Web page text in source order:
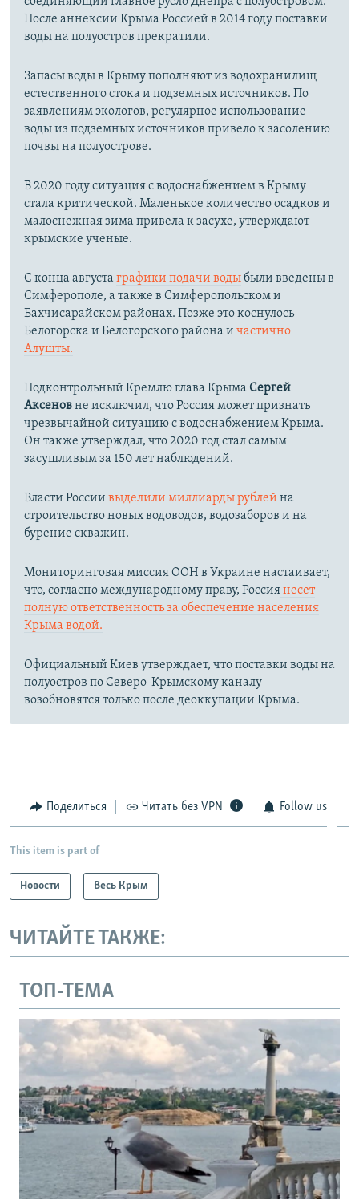
После аннексии Крыма Россией в 2014 году поставки
воды на полуостров прекратили.
Запасы воды в Крыму пополняют из водохранилищ
естественного стока и подземных источников. По
заявлениям экологов, регулярное использование
воды из подземных источников привело к засолению
почвы на полуострове.
В 2020 году ситуация с водоснабжением в Крыму
стала критической. Маленькое количество осадков и
малоснежная зима привела к засухе, утверждают
крымские ученые.
С конца августа графики подачи водыбыли введены в
Симферополе, а также в Симферопольском и
Бахчисарайском районах. Позже это коснулось
Белогорска и Белогорского района и частично
Алушты.
Подконтрольный Кремлю глава Крыма Сергей
Аксеновне исключил, что Россия может признать
чрезвычайной ситуацию с водоснабжением Крыма.
Он также утверждал, что 2020 год стал самым
засушливым за 150 лет наблюдений.​
Власти России выделили миллиарды рублей на
строительство новых водоводов, водозаборов и на
бурение скважин.
Мониторинговая миссия ООН в Украине настаивает,
что, согласно международному праву, Россиянесет
полную ответственность за обеспечение населения
Крыма водой.
Официальный Киев утверждает, что поставки воды на
полуостров по Северо-Крымскому каналу
возобновятся только после деоккупации Крыма.
Поделиться Читать без VPN Follow us
This item is part of
Новости Весь Крым
ЧИТАЙТЕ ТАКЖЕ:
ТОП-ТЕМА